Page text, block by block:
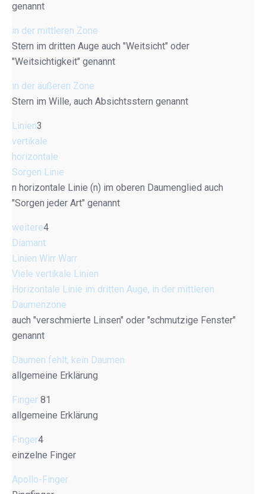
genannt
in der mittleren Zone
Stern im dritten Auge auch "Weitsicht" oder
"Weitsichtigkeit" genannt
in der äußeren Zone
Stern im Wille, auch Absichtsstern genannt
Linien3
vertikale
horizontale
Sorgen Linie
n horizontale Linie (n) im oberen Daumenglied auch
"Sorgen jeder Art" genannt
weitere4
Diamant
Linien Wirr Warr
Viele vertikale Linien
Horizontale Linie im dritten Auge, in der mittleren
Daumenzone
auch "verschmierte Linsen" oder "schmutzige Fenster"
genannt
Daumen fehlt, kein Daumen
allgemeine Erklärung
Finger 81
allgemeine Erklärung
Finger4
einzelne Finger
Apollo-Finger